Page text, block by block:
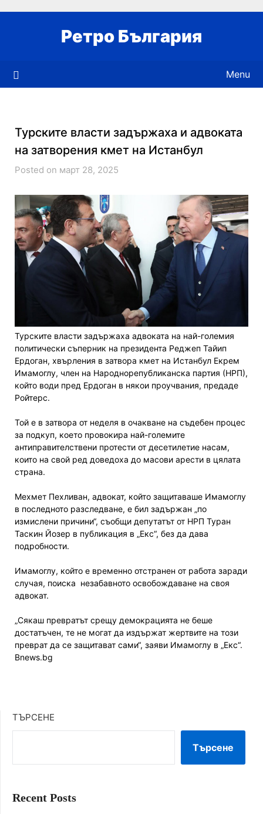
Ретро България
Menu
Турските власти задържаха и адвоката
на затворения кмет на Истанбул
Posted on март 28, 2025
Турските власти задържаха адвоката на най-големия
политически съперник на президента Реджеп Тайип
Ердоган, хвърления в затвора кмет на Истанбул Екрем
Имамоглу, член на Народнорепубликанска партия (НРП),
който води пред Ердоган в някои проучвания, предаде
Ройтерс.
Той е в затвора от неделя в очакване на съдебен процес
за подкуп, което провокира най-големите
антиправителствени протести от десетилетие насам,
които на свой ред доведоха до масови арести в цялата
страна.
Мехмет Пехливан, адвокат, който защитаваше Имамоглу
в последното разследване, е бил задържан „по
измислени причини“, съобщи депутатът от НРП Туран
Таскин Йозер в публикация в „Екс“, без да дава
подробности.
Имамоглу, който е временно отстранен от работа заради
случая, поиска незабавното освобождаване на своя
адвокат.
„Сякаш превратът срещу демокрацията не беше
достатъчен, те не могат да издържат жертвите на този
преврат да се защитават сами“, заяви Имамоглу в „Екс“.
Bnews.bg
ТЪРСЕНЕ
Търсене
Recent Posts